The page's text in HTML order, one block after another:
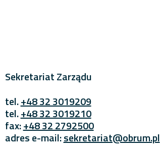
Sekretariat Zarządu
tel.+48 32 3019209
tel.+48 32 3019210
fax:+48 32 2792500
adres e-mail:sekretariat@obrum.pl